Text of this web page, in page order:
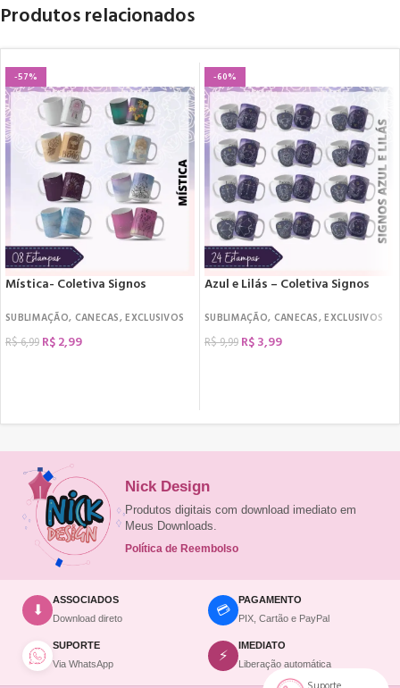
Produtos relacionados
-57%
Mística- Coletiva Signos
SUBLIMAÇÃO, CANECAS,EXCLUSIVOS
R$6,99 R$2,99
-60%
Azul e Lilás – Coletiva Signos
SUBLIMAÇÃO, CANECAS,EXCLUSIVOS
R$9,99 R$3,99
Nick Design
Produtos digitais com download imediato em
Meus Downloads.
Política de Reembolso
⬇
ASSOCIADOS
Download direto
💳
PAGAMENTO
PIX, Cartão e PayPal
SUPORTE
Via WhatsApp
⚡
IMEDIATO
Liberação automática